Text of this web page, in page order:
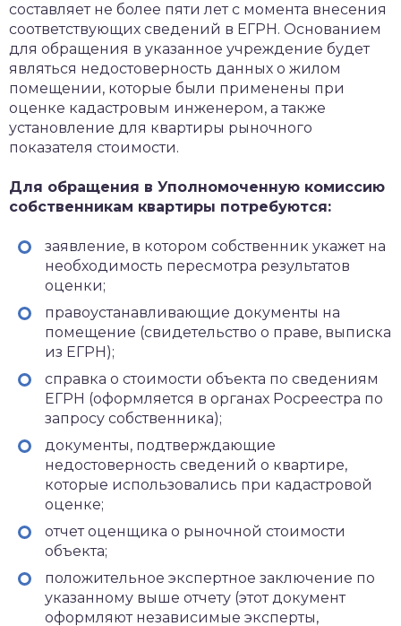
составляет не более пяти лет с момента внесения
соответствующих сведений в ЕГРН. Основанием
для обращения в указанное учреждение будет
являться недостоверность данных о жилом
помещении, которые были применены при
оценке кадастровым инженером, а также
установление для квартиры рыночного
показателя стоимости.
Для обращения в Уполномоченную комиссию
собственникам квартиры потребуются:
заявление, в котором собственник укажет на
необходимость пересмотра результатов
оценки;
правоустанавливающие документы на
помещение (свидетельство о праве, выписка
из ЕГРН);
справка о стоимости объекта по сведениям
ЕГРН (оформляется в органах Росреестра по
запросу собственника);
документы, подтверждающие
недостоверность сведений о квартире,
которые использовались при кадастровой
оценке;
отчет оценщика о рыночной стоимости
объекта;
положительное экспертное заключение по
указанному выше отчету (этот документ
оформляют независимые эксперты,